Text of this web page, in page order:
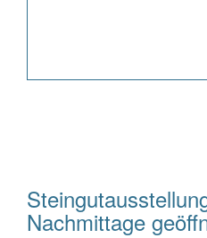
Nachmittage